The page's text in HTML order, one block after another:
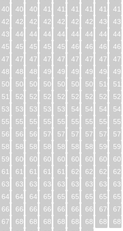
407 408 409 410 411 412 413 414
423 424 425 426 427 428 429 430
439 440 441 442 443 444 445 446
455 456 457 458 459 460 461 462
471 472 473 474 475 476 477 478
487 488 489 490 491 492 493 494
503 504 505 506 507 508 509 510
519 520 521 522 523 524 525 526
535 536 537 538 539 540 541 542
551 552 553 554 555 556 557 558
567 568 569 570 571 572 573 574
583 584 585 586 587 588 589 590
599 600 601 602 603 604 605 606
615 616 617 618 619 620 621 622
631 632 633 634 635 636 637 638
647 648 649 650 651 652 653 654
663 664 665 666 667 668 669 670
679 680 681 682 683 684 685 686